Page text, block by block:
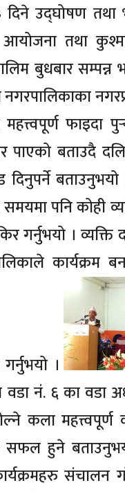
दिने उद्घोषण
तथा
बुधबार सम्पन्न
फाइदा
पाएको बताउदै
दिनुपर्ने
पनि कोही
। व्यक्ति
कार्यक्रम
।
नं. ६ का वडा
कला
हुने